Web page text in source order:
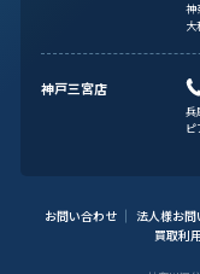
神
大
神戸三宮店
兵
ピ
お問い合わせ 法人様お問
買取利